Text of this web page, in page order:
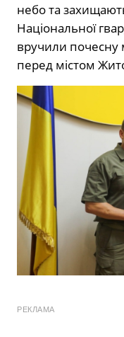
небо та
Національної
вручили почесну
перед містом
РЕКЛАМА